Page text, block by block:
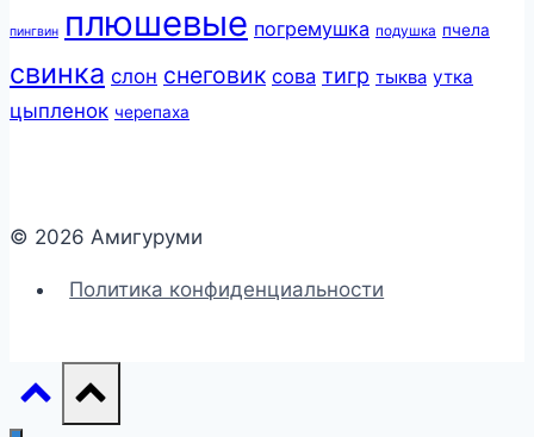
пингвин плюшевые погремушка подушка пчела
свинка слон снеговик сова тигр тыква утка
цыпленок черепаха
© 2026 Амигуруми
Политика конфиденциальности